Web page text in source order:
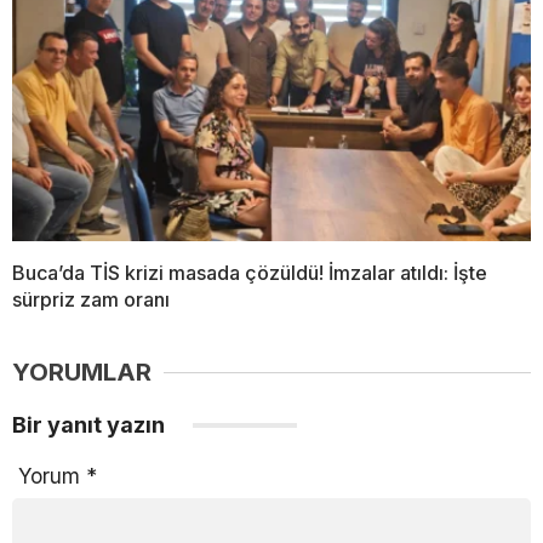
Buca’da TİS krizi masada çözüldü! İmzalar atıldı: İşte
sürpriz zam oranı
YORUMLAR
Bir yanıt yazın
Yorum *